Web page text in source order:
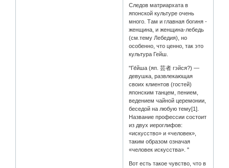
Следов матриархата в
японской культуре очень
много. Там и главная богиня -
женщина, и женщина-лебедь
(см.тему Лебедия), но
особенно, что ценно, так это
культура Гейш.
"Ге́йша (яп. 芸者 гэйся?) —
девушка, развлекающая
своих клиентов (гостей)
японским танцем, пением,
ведением чайной церемонии,
беседой на любую тему[1].
Название профессии состоит
из двух иероглифов:
«искусство» и «человек»,
таким образом означая
«человек искусства». "
Вот есть такое чувство, что в